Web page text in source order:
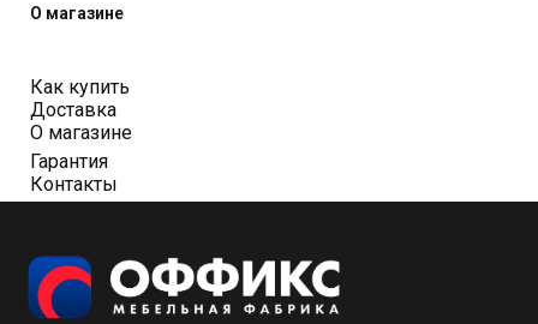
О магазине
Как купить
Доставка
О магазине
Гарантия
Контакты